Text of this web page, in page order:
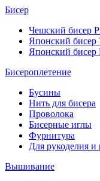
Бисер
Чешский бисер
Японский бисер
Японский бисер
Бисероплетение
Бусины
Нить для бисера
Проволока
Бисерные иглы
Фурнитура
Для рукоделия и
Вышивание